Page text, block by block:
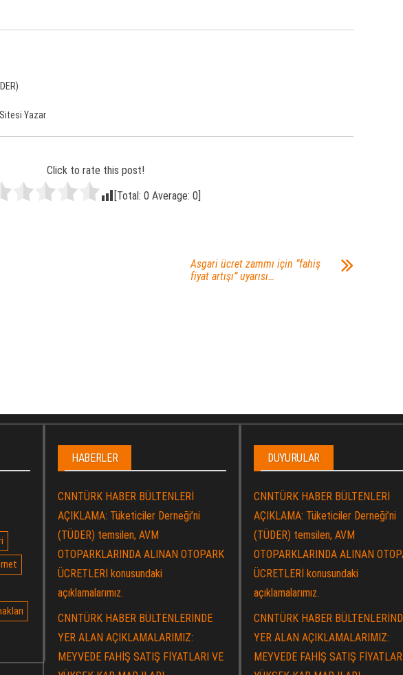
Yazar
Click to rate this post!
[Total: 0 Average: 0]
Asgari ücret zammı için ”fahiş
fiyat artışı” uyarısı…
HABERLER
CNNTÜRK HABER BÜLTENLERİ
AÇIKLAMA: Tüketiciler Derneği’ni
(TÜDER) temsilen, AVM
OTOPARKLARINDA ALINAN OTOPARK
ÜCRETLERİ konusundaki
açıklamalarımız.
CNNTÜRK HABER BÜLTENLERİNDE
YER ALAN AÇIKLAMALARIMIZ:
MEYVEDE FAHİŞ SATIŞ FİYATLARI VE
DUYURULAR
CNNTÜRK HABER BÜLTENLERİ
AÇIKLAMA: Tüketiciler Derneği’ni
(TÜDER) temsilen, AVM
OTOPARKLARINDA ALINAN
ÜCRETLERİ konusundaki
açıklamalarımız.
CNNTÜRK HABER
YER ALAN AÇIKLAMALARIMIZ:
MEYVEDE FAHİŞ SATIŞ